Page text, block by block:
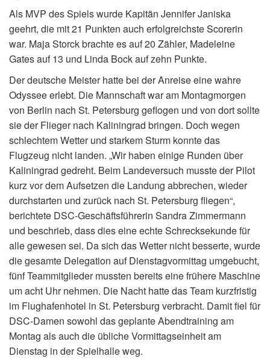
Als MVP des Spiels wurde Kapitän Jennifer Janiska
geehrt, die mit 21 Punkten auch erfolgreichste Scorerin
war. Maja Storck brachte es auf 20 Zähler, Madeleine
Gates auf 13 und Linda Bock auf zehn Punkte.
Der deutsche Meister hatte bei der Anreise eine wahre
Odyssee erlebt. Die Mannschaft war am Montagmorgen
von Berlin nach St. Petersburg geflogen und von dort sollte
sie der Flieger nach Kaliningrad bringen. Doch wegen
schlechtem Wetter und starkem Sturm konnte das
Flugzeug nicht landen. „Wir haben einige Runden über
Kaliningrad gedreht. Beim Landeversuch musste der Pilot
kurz vor dem Aufsetzen die Landung abbrechen, wieder
durchstarten und zurück nach St. Petersburg fliegen“,
berichtete DSC-Geschäftsführerin Sandra Zimmermann
und beschrieb, dass dies eine echte Schrecksekunde für
alle gewesen sei. Da sich das Wetter nicht besserte, wurde
die gesamte Delegation auf Dienstagvormittag umgebucht,
fünf Teammitglieder mussten bereits eine frühere Maschine
um acht Uhr nehmen. Die Nacht hatte das Team kurzfristig
im Flughafenhotel in St. Petersburg verbracht. Damit fiel für
DSC-Damen sowohl das geplante Abendtraining am
Montag als auch die übliche Vormittagseinheit am
Dienstag in der Spielhalle weg.